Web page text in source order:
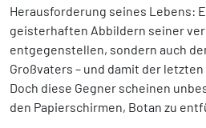
Herausforderung seines Lebens:
geisterhaften Abbildern seiner
entgegenstellen, sondern auch
Großvaters – und damit der letzten
Doch diese Gegner scheinen
den Papierschirmen, Botan zu